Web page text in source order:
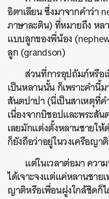
อิตาเลียน ซึ่งมาจากคำว่า
ภาษาละติน) ที่หมายถึง ห
แบบลูกของพี่น้อง
ลูก (grandson)
ส่วนที่การอุปถัมภ์หรือเ
เป็นหลานนั้น ก็เพราะคำนี้
สันตปาปา (นี่เป็นสาเหตุที่
เนื่องจากบิชอปและพระสั
เลยมักแต่งตั้งหลานชายใ
ก็ยังถือว่าอยู่ในวงเครือญา
แต่ในเวลาต่อมา ควา
ได้เจาะจงแต่แค่หลานชา
ญาติหรือเพื่อนฝูงใกล้ชิดก็
ค้นหา
SHARE